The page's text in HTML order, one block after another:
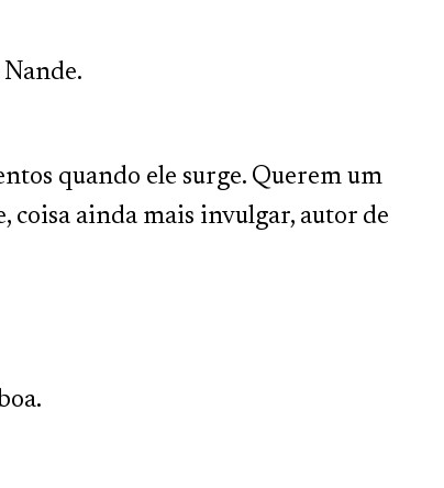
quando ele surge. Querem um
coisa ainda mais invulgar, autor de